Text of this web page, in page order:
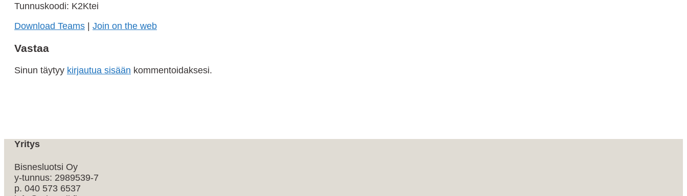
Tunnuskoodi: K2Ktei
Download Teams | Join on the web
Vastaa
Sinun täytyy kirjautua sisään kommentoidaksesi.
Yritys
Bisnesluotsi Oy
y-tunnus: 2989539-7
p. 040 573 6537